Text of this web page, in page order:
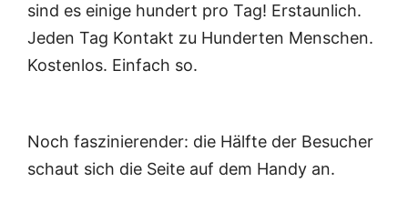
sind es einige hundert pro Tag! Erstaunlich.
Jeden Tag Kontakt zu Hunderten Menschen.
Kostenlos. Einfach so.
Noch faszinierender: die Hälfte der Besucher
schaut sich die Seite auf dem Handy an.